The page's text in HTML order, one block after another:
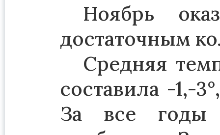
Ноябрь
достаточным
Средняя
составила -1,-
За все годы